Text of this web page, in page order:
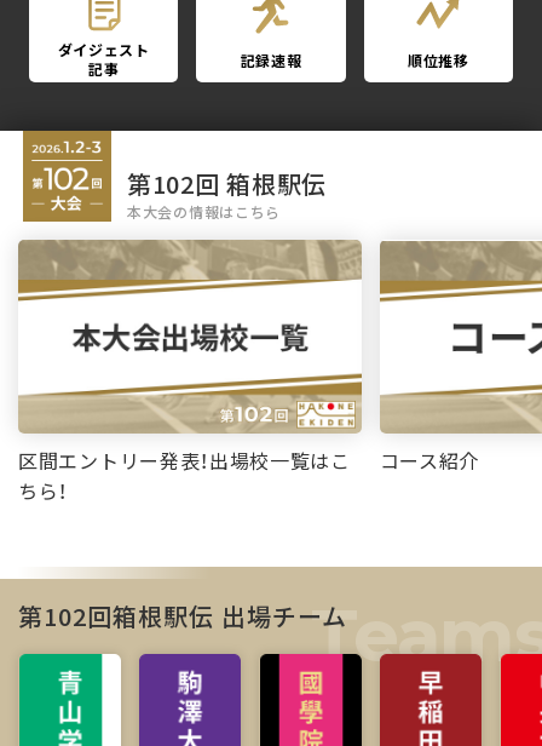
ダイジェスト
記事
記録速報 順位推移
第102回 箱根駅伝
本大会の情報はこちら
区間エントリー発表！出場校一覧はこ
ちら！
コース紹介
第102回箱根駅伝 出場チーム